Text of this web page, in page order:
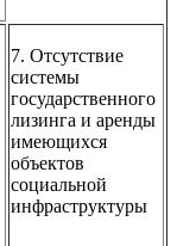
7. Отсутствие
системы
государст­венного
лизинга и аренды
имеющихся
объектов
социальной
инфраструктуры